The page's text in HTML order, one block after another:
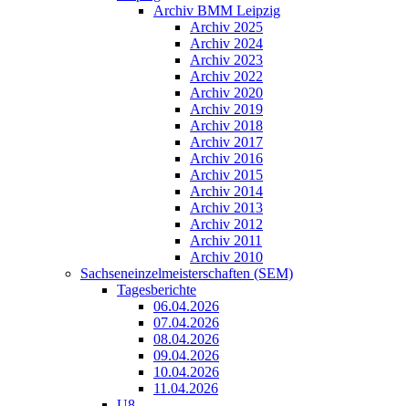
Archiv BMM Leipzig
Archiv 2025
Archiv 2024
Archiv 2023
Archiv 2022
Archiv 2020
Archiv 2019
Archiv 2018
Archiv 2017
Archiv 2016
Archiv 2015
Archiv 2014
Archiv 2013
Archiv 2012
Archiv 2011
Archiv 2010
Sachseneinzelmeisterschaften (SEM)
Tagesberichte
06.04.2026
07.04.2026
08.04.2026
09.04.2026
10.04.2026
11.04.2026